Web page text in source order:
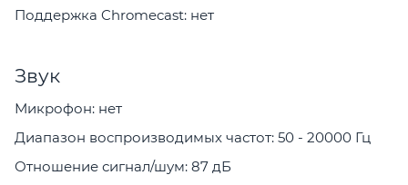
Поддержка Chromecast: нет
Звук
Микрофон: нет
Диапазон воспроизводимых частот: 50 - 20000 Гц
Отношение сигнал/шум: 87 дБ